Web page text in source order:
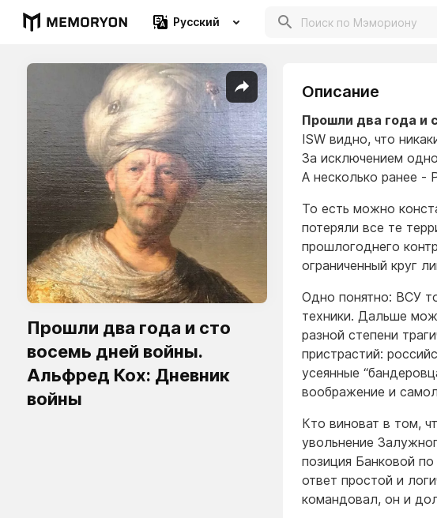
Русский
Прошли два года и сто
восемь дней войны.
Альфред Кох: Дневник
войны
Описание
Прошли два года и
ISW видно, что
За исключением
А несколько ранее -
То есть можно
потеряли все те
прошлогоднего
ограниченный круг
Одно понятно: ВСУ
техники. Дальше
разной степени
пристрастий:
усеянные
воображение и
Кто виноват в том,
увольнение
позиция Банковой
ответ простой и
командовал, он и